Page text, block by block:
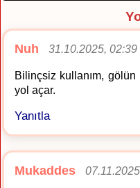
Nuh 31.10.2025, 02:39
Bilinçsiz kullanım, gölün
yol açar.
Yanıtla
Mukaddes